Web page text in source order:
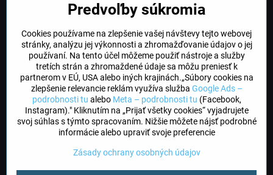
obchod​@northline​.sk
Otváracie hodiny
PO, UT, STR, ŠT: 9.00 - 17.00
PIA: 8.00 - 16.00
DogFriendly
Psíky sú u nás vítané
©2026Copyright
Predvoľby súkromia
Cookies používame na zlepšenie vašej návštevy tejto webovej
stránky, analýzu jej výkonnosti a zhromažďovanie údajov o jej
používaní. Na tento účel môžeme použiť nástroje a služby
tretích strán a zhromaždené údaje sa môžu preniesť k
partnerom v EÚ, USA alebo iných krajinách.„Súbory cookies na
zlepšenie relevancie reklám využíva služba Google Ads –
podrobnosti tu alebo Meta – podrobnosti tu (Facebook,
Instagram)." Kliknutím na „Prijať všetky cookies“ vyjadrujete
svoj súhlas s týmto spracovaním. Nižšie môžete nájsť podrobné
informácie alebo upraviť svoje preferencie
Zásady ochrany osobných údajov